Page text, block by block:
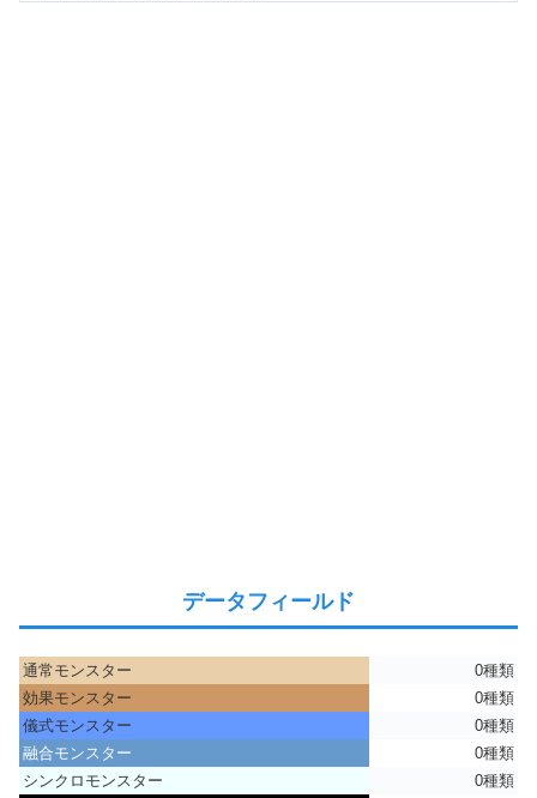
データフィールド
通常モンスター
0種類
効果モンスター
0種類
儀式モンスター
0種類
融合モンスター
0種類
シンクロモンスター
0種類